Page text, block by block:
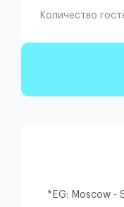
Количество
*EG: Moscow -